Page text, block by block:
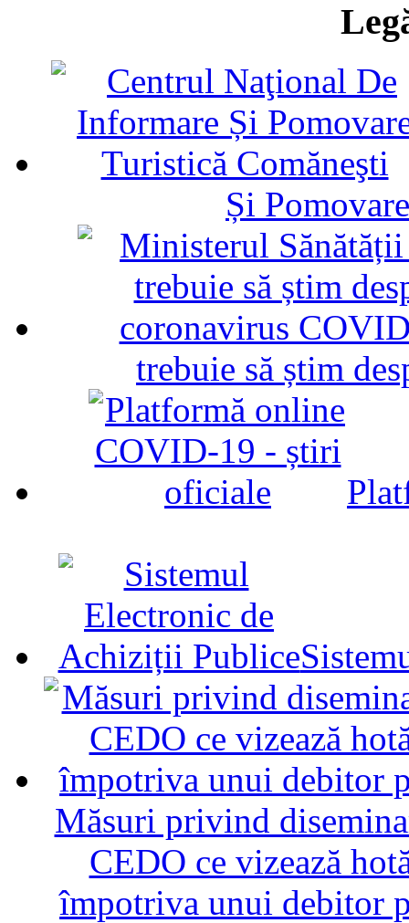
Și
trebuie să știm
Măsuri privind
CEDO ce vizează
împotriva unui debitor